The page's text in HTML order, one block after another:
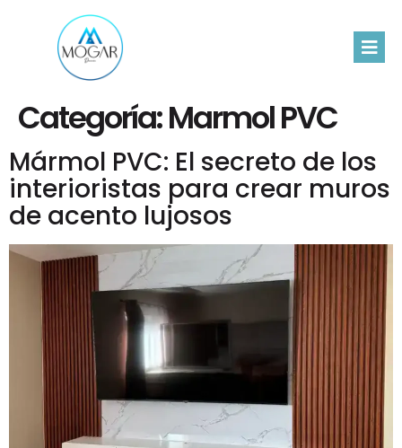
Categoría:Marmol PVC
Mármol PVC: El secreto de los
interioristas para crear muros
de acento lujosos